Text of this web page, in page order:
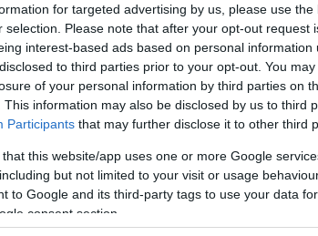
for targeted advertising by us, please use
selection. Please note that after your opt-out request
interest-based ads based on personal information
to third parties prior to your opt-out. You
of your personal information by third parties on
This information may also be disclosed by us to third
Participants that may further disclose it to other third
that this website/app uses one or more Google
but not limited to your visit or usage
to Google and its third-party tags to use your data
consent section.
Εύη
Κούρτη